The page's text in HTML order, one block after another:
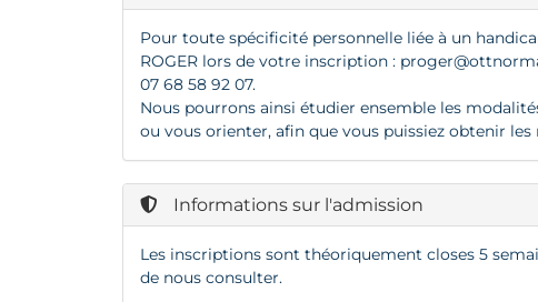
Pour toute spécificité personnelle liée à un
ROGER lors de votre inscription :
07 68 58 92 07.
Nous pourrons ainsi étudier ensemble les
ou vous orienter, afin que vous puissiez obtenir
Informations sur l'admission
Les inscriptions sont théoriquement closes 5
de nous consulter.